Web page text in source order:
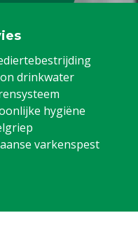
drinkwater
hygiëne
varkenspest